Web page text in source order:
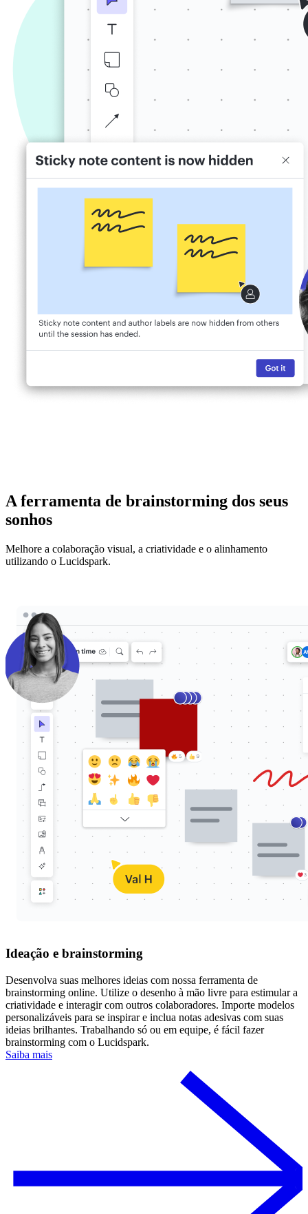
A ferramenta de brainstorming dos seus
sonhos
Melhore a colaboração visual, a criatividade e o alinhamento
utilizando o Lucidspark.
Ideação e brainstorming
Desenvolva suas melhores ideias com nossa ferramenta de
brainstorming online. Utilize o desenho à mão livre para estimular a
criatividade e interagir com outros colaboradores. Importe modelos
personalizáveis para se inspirar e inclua notas adesivas com suas
ideias brilhantes. Trabalhando só ou em equipe, é fácil fazer
brainstorming com o Lucidspark.
Saiba mais